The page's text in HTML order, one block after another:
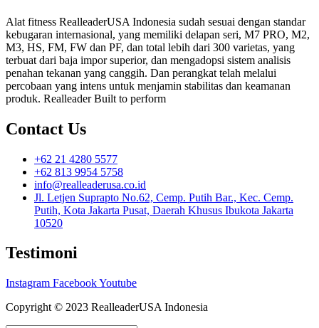
Alat fitness RealleaderUSA Indonesia sudah sesuai dengan standar
kebugaran internasional, yang memiliki delapan seri, M7 PRO, M2,
M3, HS, FM, FW dan PF, dan total lebih dari 300 varietas, yang
terbuat dari baja impor superior, dan mengadopsi sistem analisis
penahan tekanan yang canggih. Dan perangkat telah melalui
percobaan yang intens untuk menjamin stabilitas dan keamanan
produk. Realleader Built to perform
Contact Us
+62 21 4280 5577
+62 813 9954 5758
info@realleaderusa.co.id
Jl. Letjen Suprapto No.62, Cemp. Putih Bar., Kec. Cemp.
Putih, Kota Jakarta Pusat, Daerah Khusus Ibukota Jakarta
10520
Testimoni
Instagram FacebookYoutube
Copyright © 2023 RealleaderUSA Indonesia